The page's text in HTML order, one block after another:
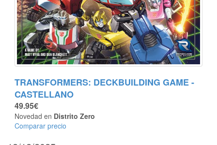
TRANSFORMERS: DECKBUILDING GAME -
CASTELLANO
49.95€
Novedad en Distrito Zero
Comparar precio